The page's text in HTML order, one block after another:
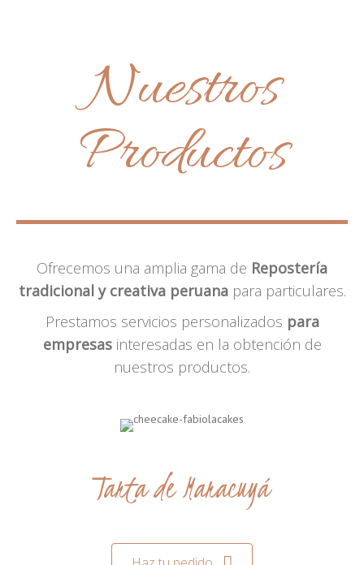
Nuestros
Productos
Ofrecemos una amplia gama de Repostería
tradicional y creativa peruanapara particulares.
Prestamos servicios personalizados para
empresasinteresadas en la obtención de
nuestros productos.
Tarta de Maracuyá